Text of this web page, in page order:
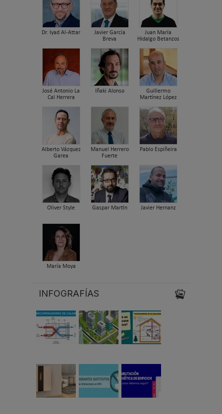
Dr. Iyad Al-Attar
Javier García
Breva
Juan María
Hidalgo Betanzos
José Antonio La
Cal Herrera
Iñaki Alonso
Guillermo
Martínez López
Alberto Vázquez
Garea
Manuel Herrero
Fuerte
Pablo Espiñeira
Oliver Style Gaspar Martín Javier Hernanz
María Moya
INFOGRAFÍAS